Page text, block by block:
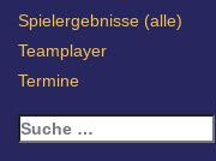
Spielergebnisse (alle)
Teamplayer
Termine
S
u